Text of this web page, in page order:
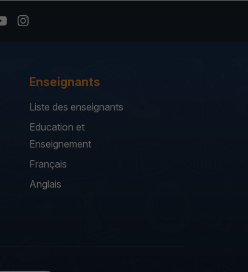
Enseignants
Liste des enseignants
Education et
Enseignement
Français
Anglais